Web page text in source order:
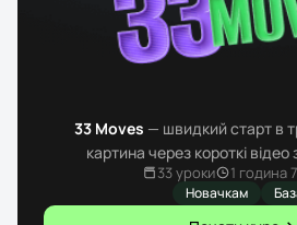
33 Moves — швидкий старт в
картина через короткі відео
33 уроки 1 година
Новачкам